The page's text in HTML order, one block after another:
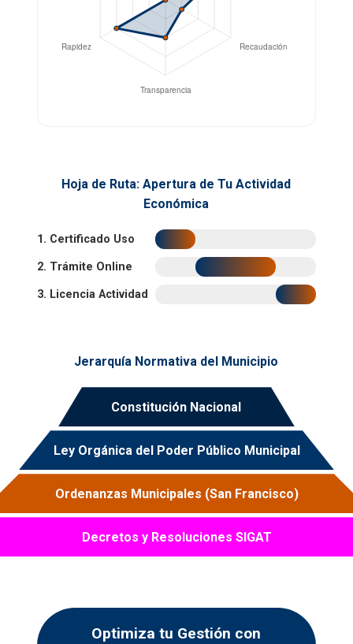
Hoja de Ruta: Apertura de Tu Actividad
Económica
1. Certificado Uso
2. Trámite Online
3. Licencia Actividad
Jerarquía Normativa del Municipio
Constitución Nacional
Ley Orgánica del Poder Público Municipal
Ordenanzas Municipales (San Francisco)
Decretos y Resoluciones SIGAT
Optimiza tu Gestión con